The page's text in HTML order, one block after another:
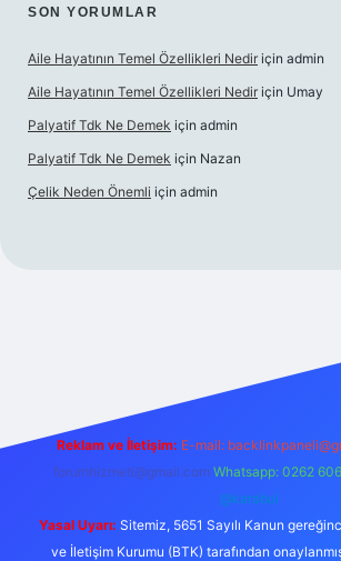
SON YORUMLAR
Aile Hayatının Temel Özellikleri Nedir için admin
Aile Hayatının Temel Özellikleri Nedir için Umay
Palyatif Tdk Ne Demek için admin
Palyatif Tdk Ne Demek için Nazan
Çelik Neden Önemli için admin
Reklam ve İletişim: E-mail:
forumhizmeti@gmail.com Whatsapp: 0262
@karabul
Yasal Uyarı: Sitemiz, 5651 Sayılı Kanun
ve İletişim Kurumu (BTK) tarafından